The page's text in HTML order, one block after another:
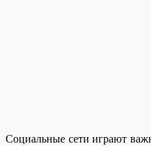
Социальные сети играют